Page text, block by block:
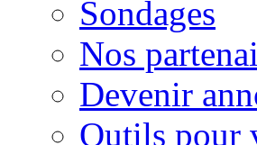
Sondages
Nos
Devenir
Outils pour